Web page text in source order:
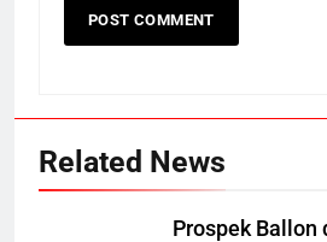
Related News
Prospek Ballon